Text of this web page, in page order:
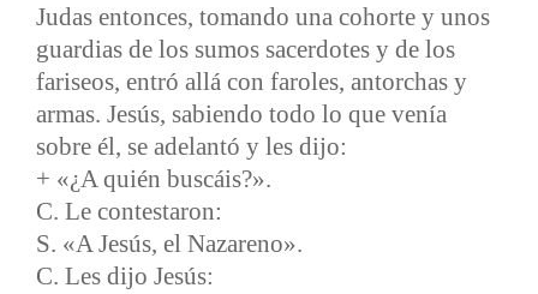
Judas entonces, tomando una cohorte y unos
guardias de los sumos sacerdotes y de los
fariseos, entró allá con faroles, antorchas y
armas. Jesús, sabiendo todo lo que venía
sobre él, se adelantó y les dijo:
+ «¿A quién buscáis?».
C. Le contestaron:
S. «A Jesús, el Nazareno».
C. Les dijo Jesús: